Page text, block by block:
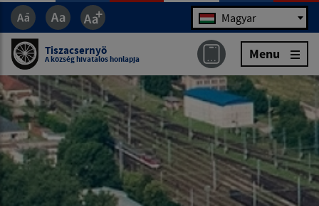
Jazyk Magyar
Tiszacsernyö
A község hivatalos honlapja Menu